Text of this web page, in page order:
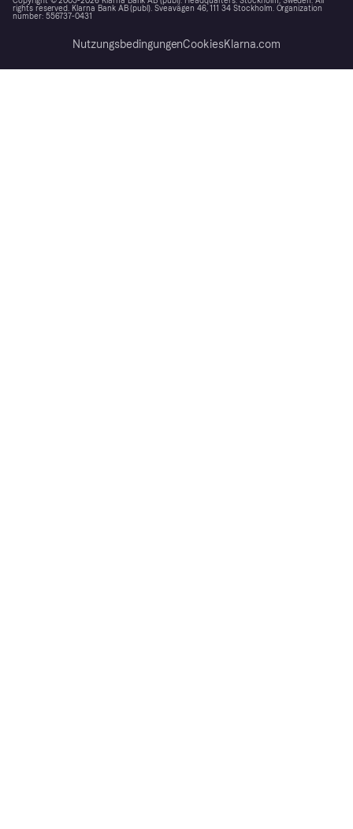
rights reserved. Klarna Bank AB (publ). Sveavägen 46, 111 34 Stockholm. Organization
number: 556737-0431
NutzungsbedingungenCookiesKlarna.com